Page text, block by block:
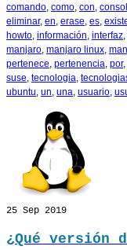
comando, como, con,
eliminar, en, erase, es,
howto, información, interfaz,
manjaro, manjaro linux,
pertenece, pertenencia, por,
suse, tecnologia,
ubuntu, un, una, usuario,
25 Sep 2019
¿Qué versión